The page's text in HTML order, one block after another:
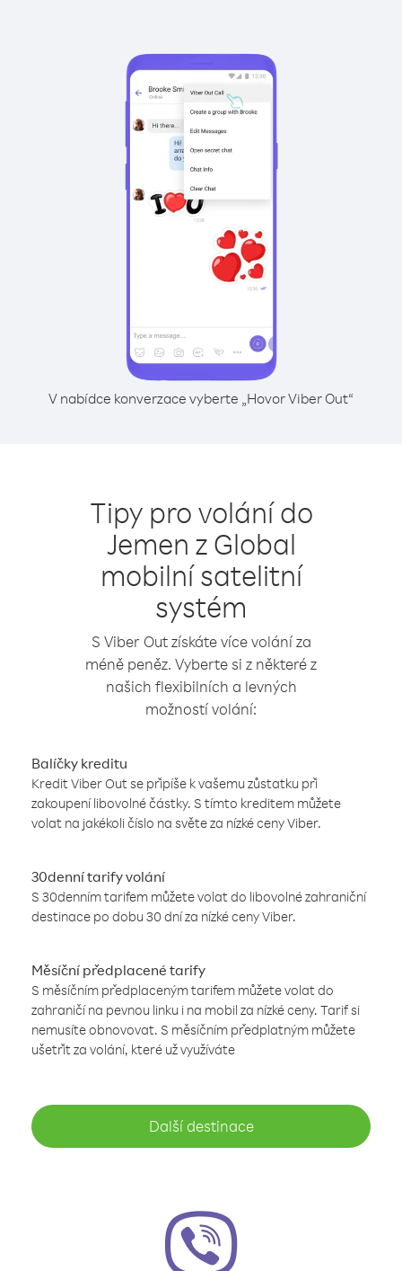
V nabídce konverzace vyberte „Hovor Viber Out“
Tipy pro volání do
Jemen z Global
mobilní satelitní
systém
S Viber Out získáte více volání za
méně peněz. Vyberte si z některé z
našich flexibilních a levných
možností volání:
Balíčky kreditu
Kredit Viber Out se připíše k vašemu zůstatku při
zakoupení libovolné částky. S tímto kreditem můžete
volat na jakékoli číslo na světe za nízké ceny Viber.
30denní tarify volání
S 30denním tarifem můžete volat do libovolné zahraniční
destinace po dobu 30 dní za nízké ceny Viber.
Měsíční předplacené tarify
S měsíčním předplaceným tarifem můžete volat do
zahraničí na pevnou linku i na mobil za nízké ceny. Tarif si
nemusíte obnovovat. S měsíčním předplatným můžete
ušetřit za volání, které už využíváte
Další destinace